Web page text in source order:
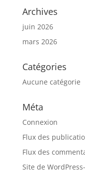
Archives
juin 2026
mars 2026
Catégories
Aucune catégorie
Méta
Connexion
Flux des
Flux des
Site de